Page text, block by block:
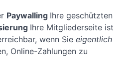
Paywalling Ihre geschützten
Ihre Mitgliederseite ist
wenn Sie eigentlich
Online-Zahlungen zu